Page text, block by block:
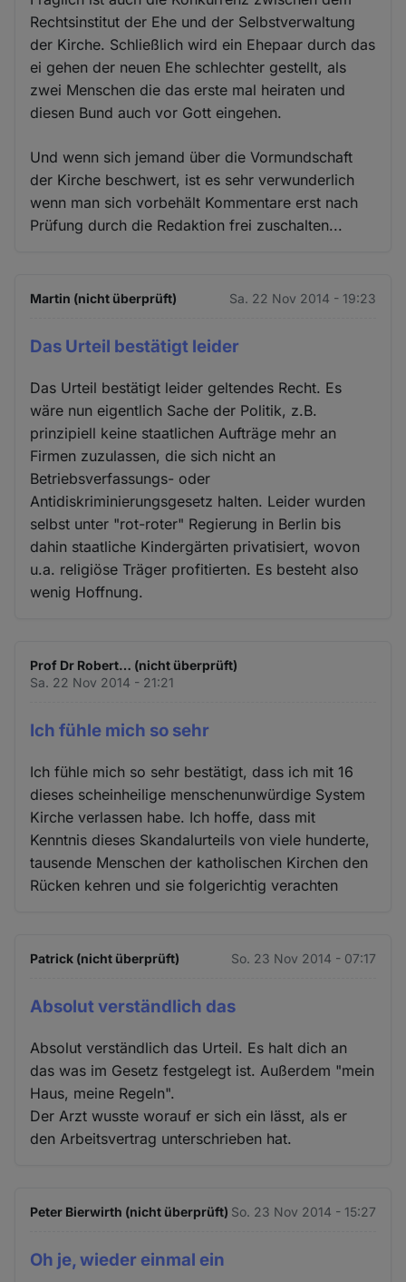
Rechtsinstitut der Ehe und der Selbstverwaltung
der Kirche. Schließlich wird ein Ehepaar durch das
ei gehen der neuen Ehe schlechter gestellt, als
zwei Menschen die das erste mal heiraten und
diesen Bund auch vor Gott eingehen.
Und wenn sich jemand über die Vormundschaft
der Kirche beschwert, ist es sehr verwunderlich
wenn man sich vorbehält Kommentare erst nach
Prüfung durch die Redaktion frei zuschalten...
Martin (nicht überprüft) Sa. 22 Nov 2014 - 19:23
Das Urteil bestätigt leider
Das Urteil bestätigt leider geltendes Recht. Es
wäre nun eigentlich Sache der Politik, z.B.
prinzipiell keine staatlichen Aufträge mehr an
Firmen zuzulassen, die sich nicht an
Betriebsverfassungs- oder
Antidiskriminierungsgesetz halten. Leider wurden
selbst unter "rot-roter" Regierung in Berlin bis
dahin staatliche Kindergärten privatisiert, wovon
u.a. religiöse Träger profitierten. Es besteht also
wenig Hoffnung.
Prof Dr Robert… (nicht überprüft)
Sa. 22 Nov 2014 - 21:21
Ich fühle mich so sehr
Ich fühle mich so sehr bestätigt, dass ich mit 16
dieses scheinheilige menschenunwürdige System
Kirche verlassen habe. Ich hoffe, dass mit
Kenntnis dieses Skandalurteils von viele hunderte,
tausende Menschen der katholischen Kirchen den
Rücken kehren und sie folgerichtig verachten
Patrick (nicht überprüft) So. 23 Nov 2014 - 07:17
Absolut verständlich das
Absolut verständlich das Urteil. Es halt dich an
das was im Gesetz festgelegt ist. Außerdem "mein
Haus, meine Regeln".
Der Arzt wusste worauf er sich ein lässt, als er
den Arbeitsvertrag unterschrieben hat.
Peter Bierwirth (nicht überprüft) So. 23 Nov 2014 - 15:27
Oh je, wieder einmal ein